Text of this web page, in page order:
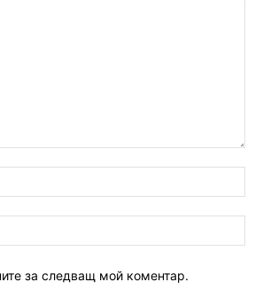
за следващ мой коментар.